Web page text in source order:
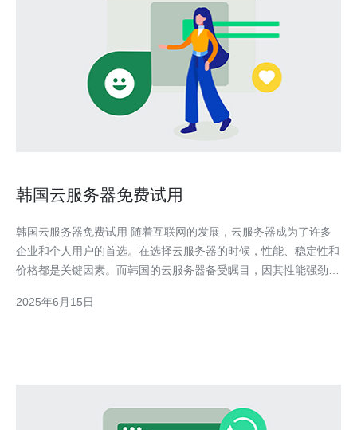
韩国云服务器免费试用
韩国云服务器免费试用 随着互联网的发展，云服务器成为了许多
企业和个人用户的首选。在选择云服务器的时候，性能、稳定性和
价格都是关键因素。而韩国的云服务器备受瞩目，因其性能强劲、
络环境，适合各种类型的网站和应用程序。韩国的云服务器提供商
2025年6月15日